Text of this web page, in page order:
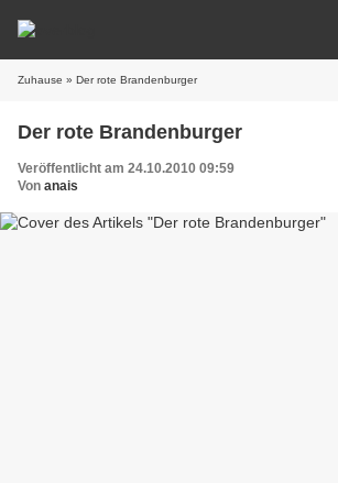
Zuhause » Der rote Brandenburger
Der rote Brandenburger
Veröffentlicht am 24.10.2010 09:59
Von anais